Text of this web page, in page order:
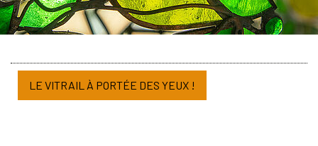
LE VITRAIL À PORTÉE DES YEUX !